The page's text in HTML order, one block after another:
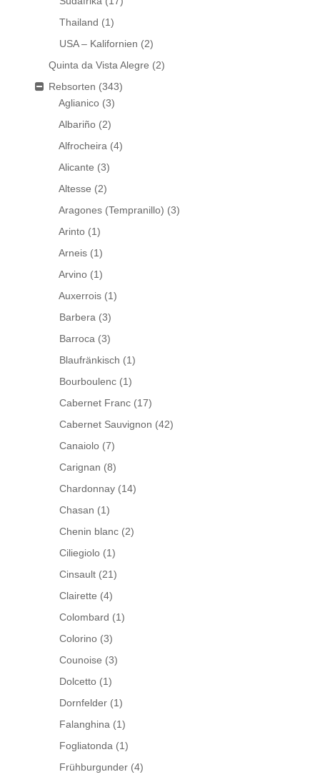
Thailand (1)
USA – Kalifornien (2)
Quinta da Vista Alegre (2)
Rebsorten (343)
Aglianico (3)
Albariño (2)
Alfrocheira (4)
Alicante (3)
Altesse (2)
Aragones (Tempranillo) (3)
Arinto (1)
Arneis (1)
Arvino (1)
Auxerrois (1)
Barbera (3)
Barroca (3)
Blaufränkisch (1)
Bourboulenc (1)
Cabernet Franc (17)
Cabernet Sauvignon (42)
Canaiolo (7)
Carignan (8)
Chardonnay (14)
Chasan (1)
Chenin blanc (2)
Ciliegiolo (1)
Cinsault (21)
Clairette (4)
Colombard (1)
Colorino (3)
Counoise (3)
Dolcetto (1)
Dornfelder (1)
Falanghina (1)
Fogliatonda (1)
Frühburgunder (4)